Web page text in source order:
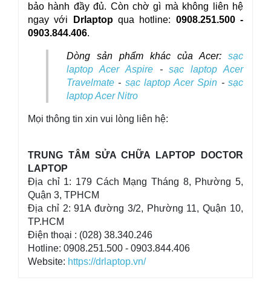
bảo hành đầy đủ. Còn chờ gì mà không liên hệ
ngay với
Drlaptop qua hotline: 0908.251.500 -
0903.844.406.
Dòng sản phẩm khác của Acer: sạc
laptop Acer Aspire
-
sạc laptop Acer
Travelmate - sạc laptop Acer Spin - sạc
laptop Acer Nitro
Mọi thông tin xin vui lòng liên hệ:
TRUNG TÂM SỬA CHỮA LAPTOP DOCTOR
LAPTOP
Địa chỉ 1: 179 Cách Mạng Tháng 8, Phường 5,
Quận 3, TPHCM
Địa chỉ 2: 91A đường 3/2, Phường 11, Quận 10,
TP.HCM
Điện thoại : (028) 38.340.246
Hotline: 0908.251.500 - 0903.844.406
Website: https://drlaptop.vn/